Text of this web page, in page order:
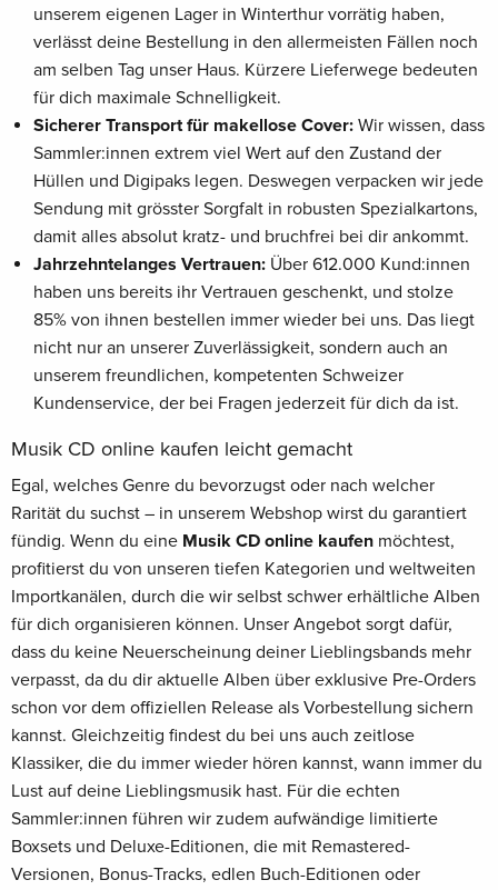
unserem eigenen Lager in Winterthur vorrätig haben,
verlässt deine Bestellung in den allermeisten Fällen noch
am selben Tag unser Haus. Kürzere Lieferwege bedeuten
für dich maximale Schnelligkeit.
Sicherer Transport für makellose Cover: Wir wissen, dass
Sammler:innen extrem viel Wert auf den Zustand der
Hüllen und Digipaks legen. Deswegen verpacken wir jede
Sendung mit grösster Sorgfalt in robusten Spezialkartons,
damit alles absolut kratz- und bruchfrei bei dir ankommt.
Jahrzehntelanges Vertrauen: Über 612.000 Kund:innen
haben uns bereits ihr Vertrauen geschenkt, und stolze
85% von ihnen bestellen immer wieder bei uns. Das liegt
nicht nur an unserer Zuverlässigkeit, sondern auch an
unserem freundlichen, kompetenten Schweizer
Kundenservice, der bei Fragen jederzeit für dich da ist.
Musik CD online kaufen leicht gemacht
Egal, welches Genre du bevorzugst oder nach welcher
Rarität du suchst – in unserem Webshop wirst du garantiert
fündig. Wenn du eine Musik CD online kaufen möchtest,
profitierst du von unseren tiefen Kategorien und weltweiten
Importkanälen, durch die wir selbst schwer erhältliche Alben
für dich organisieren können. Unser Angebot sorgt dafür,
dass du keine Neuerscheinung deiner Lieblingsbands mehr
verpasst, da du dir aktuelle Alben über exklusive Pre-Orders
schon vor dem offiziellen Release als Vorbestellung sichern
kannst. Gleichzeitig findest du bei uns auch zeitlose
Klassiker, die du immer wieder hören kannst, wann immer du
Lust auf deine Lieblingsmusik hast. Für die echten
Sammler:innen führen wir zudem aufwändige limitierte
Boxsets und Deluxe-Editionen, die mit Remastered-
Versionen, Bonus-Tracks, edlen Buch-Editionen oder